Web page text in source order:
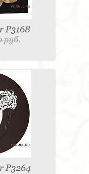
P3168
руб.
P3264